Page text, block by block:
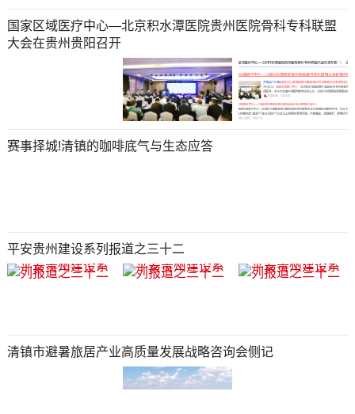
国家区域医疗中心—北京积水潭医院贵州医院骨科专科联盟
大会在贵州贵阳召开
赛事择城!清镇的咖啡底气与生态应答
平安贵州建设系列报道之三十二
清镇市避暑旅居产业高质量发展战略咨询会侧记